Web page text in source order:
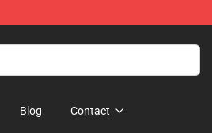
Blog Contact